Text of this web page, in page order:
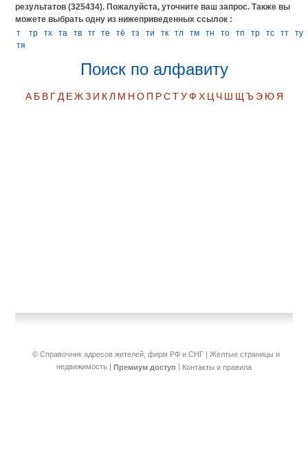
результатов (325434). Пожалуйста, уточните ваш запрос.Также вы
можете выбрать одну из нижеприведенных ссылок :
т
тp тx та тв тг те тё тз ти тк тл тм тн то тп тр тс тт
ту
тя
Поиск по алфавиту
А Б В Г Д Е Ж З И К Л М Н О П Р С Т У Ф Х Ц Ч Ш Щ Ъ Э Ю Я
© Справочник адресов жителей, фирм РФ и СНГ | Желтые страницы и
недвижимость | Премиум доступ | Контакты и правила